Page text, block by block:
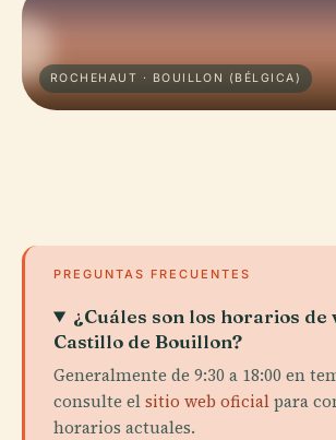
ROCHEHAUT · BOUILLON (BÉLGICA)
PREGUNTAS FRECUENTES
¿Cuáles son los horarios de
Castillo de Bouillon?
Generalmente de 9:30 a 18:00 en
consulte elsitio web oficialpara
horarios actuales.